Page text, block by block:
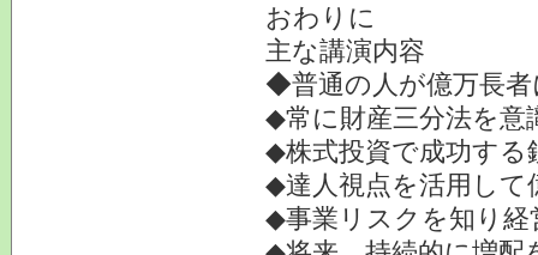
おわりに
主な講演内容
◆普通の人が億万長
◆常に財産三分法を意
◆株式投資で成功する
◆達人視点を活用して
◆事業リスクを知り経